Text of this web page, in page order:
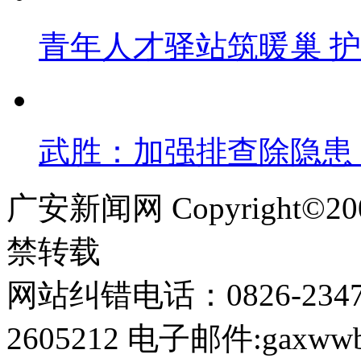
青年人才驿站筑暖巢
武胜：加强排查除隐
广安新闻网
禁转载
网站纠错电话：0826-
2605212 电子邮件